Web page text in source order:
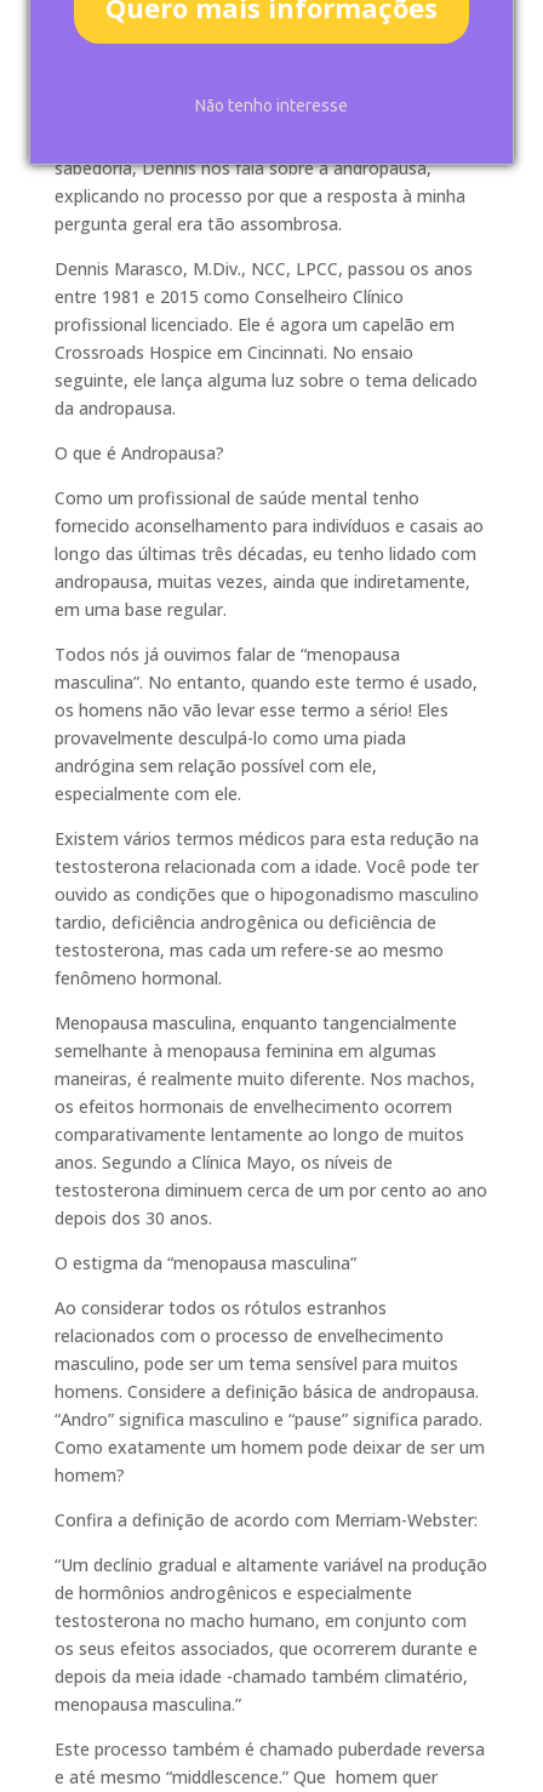
Não tenho interesse
preocupada por um tempo, desde que eu realmente
eventualmente, um homem corajoso, Dennis
sabedoria, Dennis nos fala sobre a andropausa,
explicando no processo por que a resposta à minha
pergunta geral era tão assombrosa.
Dennis Marasco, M.Div., NCC, LPCC, passou os anos
entre 1981 e 2015 como Conselheiro Clínico
profissional licenciado. Ele é agora um capelão em
Crossroads Hospice em Cincinnati. No ensaio
seguinte, ele lança alguma luz sobre o tema delicado
da andropausa.
O que é Andropausa?
Como um profissional de saúde mental tenho
fornecido aconselhamento para indivíduos e casais ao
longo das últimas três décadas, eu tenho lidado com
andropausa, muitas vezes, ainda que indiretamente,
em uma base regular.
Todos nós já ouvimos falar de “menopausa
masculina”. No entanto, quando este termo é usado,
os homens não vão levar esse termo a sério! Eles
provavelmente desculpá-lo como uma piada
andrógina sem relação possível com ele,
especialmente com ele.
Existem vários termos médicos para esta redução na
testosterona relacionada com a idade. Você pode ter
ouvido as condições que o hipogonadismo masculino
tardio, deficiência androgênica ou deficiência de
testosterona, mas cada um refere-se ao mesmo
fenômeno hormonal.
Menopausa masculina, enquanto tangencialmente
semelhante à menopausa feminina em algumas
maneiras, é realmente muito diferente. Nos machos,
os efeitos hormonais de envelhecimento ocorrem
comparativamente lentamente ao longo de muitos
anos. Segundo a Clínica Mayo, os níveis de
testosterona diminuem cerca de um por cento ao ano
depois dos 30 anos.
O estigma da “menopausa masculina”
Ao considerar todos os rótulos estranhos
relacionados com o processo de envelhecimento
masculino, pode ser um tema sensível para muitos
homens. Considere a definição básica de andropausa.
“Andro” significa masculino e “pause” significa parado.
Como exatamente um homem pode deixar de ser um
homem?
Confira a definição de acordo com Merriam-Webster:
“Um declínio gradual e altamente variável na produção
de hormônios androgênicos e especialmente
testosterona no macho humano, em conjunto com
os seus efeitos associados, que ocorrerem durante e
depois da meia idade -chamado também climatério,
menopausa masculina.”
Este processo também é chamado puberdade reversa
e até mesmo “middlescence.” Que homem quer